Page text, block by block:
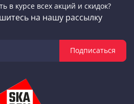
в курсе всех акций и скидок?
на нашу рассылку
Подписаться